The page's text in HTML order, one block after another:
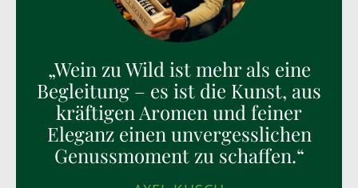
„Wein zu Wild ist mehr als eine
Begleitung – es ist die Kunst, aus
kräftigen Aromen und feiner
Eleganz einen unvergesslichen
Genussmoment zu schaffen.“